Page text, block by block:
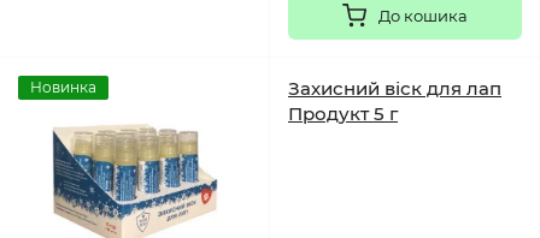
До кошика
Новинка
Захисний віск для лап
Продукт 5 г